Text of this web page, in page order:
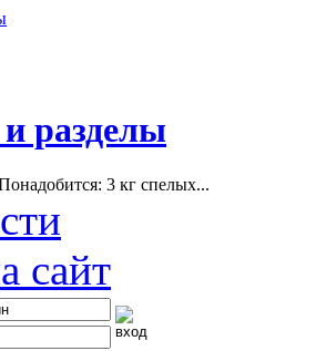
разделы
3 кг спелых...
сайт